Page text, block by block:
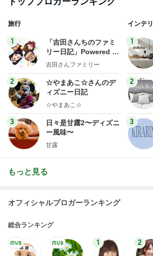
旅行
1
「吉田さんちのファミ
リー日記」Powered b
y Ameba 吉田さんファ
ログ
吉田さんファミリー
2
☆やまあこ☆さんのデ
ィズニー日記
☆やまあこ☆
3
日々是甘露2〜ディズニ
ー風味〜
甘露
インテ
1
2
3
もっと見る
オフィシャルブロガーランキング
総合ランキング
1 2